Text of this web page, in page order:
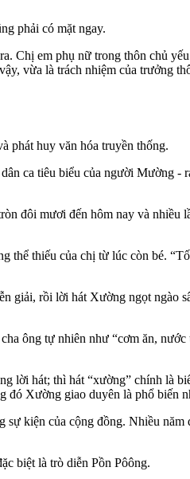
phải có mặt ngay.
Chị em phụ nữ trong thôn chủ
vừa là trách nhiệm của trưởng
phát huy văn hóa truyền thống.
ca tiêu biểu của người Mường -
đôi mươi đến hôm nay và nhiều
thể thiếu của chị từ lúc còn bé.
giải, rồi lời hát Xường ngọt ngào
ông tự nhiên như “cơm ăn, nước
lời hát; thì hát “xường” chính là
đó Xường giao duyên là phổ biến
kiện của cộng đồng. Nhiều năm
biệt là trò diễn Pồn Pôông.